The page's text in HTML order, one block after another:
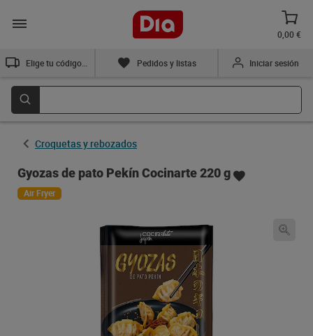
0,00 €
Pedidos y listas Iniciar sesión
Croquetas y rebozados
Gyozas de pato Pekín Cocinarte 220 g
Air Fryer